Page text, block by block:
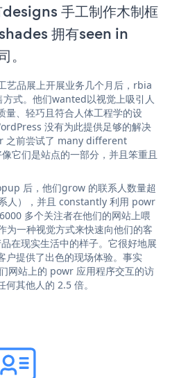
手工制作木制框
拥有seen in
品展上开展业务几个月后，rbia
式。他们wanted以视觉上吸引人
量、轻巧且符合人体工程学的设
没有为此提供足够的解决
之前尝试了 many different
它们是站点的一部分，并且笨重且
后，他们grow 的联系人数量超
人），并且 constantly 利用 powr
多个关注者在他们的网站上喂
一种视觉方式来快速向他们的客
在现实生活中的样子。它很好地展
户提供了出色的现场体验。事实
网站上的 powr 应用程序交互的访
其他人的 2.5 倍。